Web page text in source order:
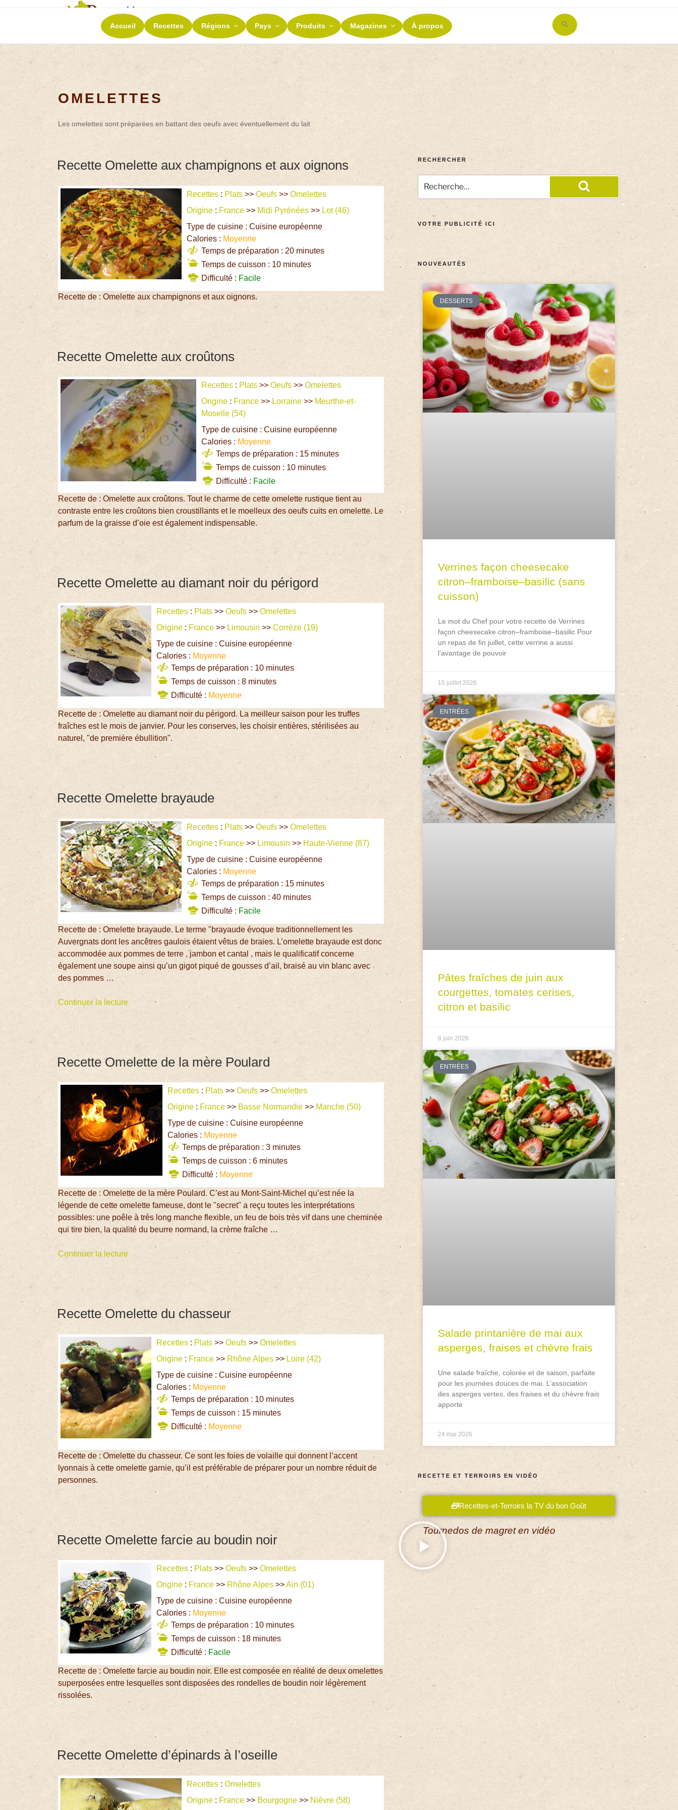
RECETTES ET TERROIRS
La richesse de nos terroirs
Accueil Recettes Régions Pays Produits Magazines À propos
Search
for:
OMELETTES
Les omelettes sont préparées en battant des oeufs avec éventuellement du lait
Recette Omelette aux champignons et aux oignons
Recettes : Plats >>Oeufs >>Omelettes
Origine : France >> Midi Pyrénées >> Lot (46)
Type de cuisine : Cuisine européenne
Calories : Moyenne
Temps de préparation : 20 minutes
Temps de cuisson : 10 minutes
Difficulté : Facile
Recette de : Omelette aux champignons et aux oignons.
Recette Omelette aux croûtons
Recettes : Plats >>Oeufs >>Omelettes
Origine : France >> Lorraine >> Meurthe-et-
Moselle (54)
Type de cuisine : Cuisine européenne
Calories : Moyenne
Temps de préparation : 15 minutes
Temps de cuisson : 10 minutes
Difficulté : Facile
Recette de : Omelette aux croûtons. Tout le charme de cette omelette rustique tient au
contraste entre les croûtons bien croustillants et le moelleux des oeufs cuits en omelette. Le
parfum de la graisse d’oie est également indispensable.
Recette Omelette au diamant noir du périgord
Recettes : Plats >>Oeufs >>Omelettes
Origine : France >> Limousin >>Corrèze (19)
Type de cuisine : Cuisine européenne
Calories : Moyenne
Temps de préparation : 10 minutes
Temps de cuisson : 8 minutes
Difficulté : Moyenne
Recette de : Omelette au diamant noir du périgord. La meilleur saison pour les truffes
fraîches est le mois de janvier. Pour les conserves, les choisir entières, stérilisées au
naturel, "de première ébullition".
Recette Omelette brayaude
Recettes : Plats >>Oeufs >>Omelettes
Origine : France >> Limousin >> Haute-Vienne (87)
Type de cuisine : Cuisine européenne
Calories : Moyenne
Temps de préparation : 15 minutes
Temps de cuisson : 40 minutes
Difficulté : Facile
Recette de : Omelette brayaude. Le terme "brayaude évoque traditionnellement les
Auvergnats dont les ancêtres gaulois étaient vêtus de braies. L’omelette brayaude est donc
accommodée aux pommes de terre , jambon et cantal , mais le qualificatif concerne
également une soupe ainsi qu’un gigot piqué de gousses d’ail, braisé au vin blanc avec
des pommes …
Continuer la lecture
Recette Omelette de la mère Poulard
Recettes : Plats >>Oeufs >>Omelettes
Origine : France >> Basse Normandie >> Manche (50)
Type de cuisine : Cuisine européenne
Calories : Moyenne
Temps de préparation : 3 minutes
Temps de cuisson : 6 minutes
Difficulté : Moyenne
Recette de : Omelette de la mère Poulard. C’est au Mont-Saint-Michel qu’est née la
légende de cette omelette fameuse, dont le "secret" a reçu toutes les interprétations
possibles: une poêle à très long manche flexible, un feu de bois très vif dans une cheminée
qui tire bien, la qualité du beurre normand, la crème fraîche …
Continuer la lecture
Recette Omelette du chasseur
Recettes : Plats >>Oeufs >>Omelettes
Origine : France >> Rhône Alpes >> Loire (42)
Type de cuisine : Cuisine européenne
Calories : Moyenne
Temps de préparation : 10 minutes
Temps de cuisson : 15 minutes
Difficulté : Moyenne
Recette de : Omelette du chasseur. Ce sont les foies de volaille qui donnent l’accent
lyonnais à cette omelette garnie, qu’il est préférable de préparer pour un nombre réduit de
personnes.
Recette Omelette farcie au boudin noir
Recettes : Plats >>Oeufs >>Omelettes
Origine : France >> Rhône Alpes >>Ain (01)
Type de cuisine : Cuisine européenne
Calories : Moyenne
Temps de préparation : 10 minutes
Temps de cuisson : 18 minutes
Difficulté : Facile
Recette de : Omelette farcie au boudin noir. Elle est composée en réalité de deux omelettes
superposées entre lesquelles sont disposées des rondelles de boudin noir légèrement
rissolées.
Recette Omelette d’épinards à l’oseille
Recettes :Omelettes
Origine : France >> Bourgogne >> Nièvre (58)
RECHERCHER
VOTRE PUBLICITÉ ICI
NOUVEAUTÉS
DESSERTS
Verrines façon cheesecake
citron–framboise–basilic (sans
cuisson)
Le mot du Chef pour votre recette de Verrines
façon cheesecake citron–framboise–basilic Pour
un repas de fin juillet, cette verrine a aussi
l’avantage de pouvoir
15 juillet 2026
ENTRÉES
Pâtes fraîches de juin aux
courgettes, tomates cerises,
citron et basilic
8 juin 2026
ENTRÉES
Salade printanière de mai aux
asperges, fraises et chèvre frais
Une salade fraîche, colorée et de saison, parfaite
pour les journées douces de mai. L’association
des asperges vertes, des fraises et du chèvre frais
apporte
24 mai 2026
RECETTE ET TERROIRS EN VIDÉO
Recettes-et-Terroirs la TV du bon Goût
Tournedos de magret en vidéo